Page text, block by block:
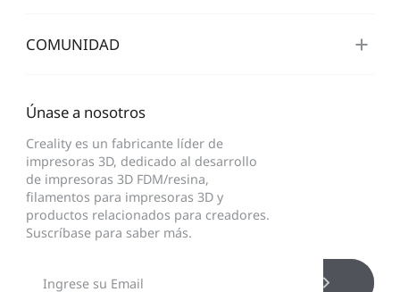
COMUNIDAD
Únase a nosotros
Creality es un fabricante líder de
impresoras 3D, dedicado al desarrollo
de impresoras 3D FDM/resina,
filamentos para impresoras 3D y
productos relacionados para creadores.
Suscríbase para saber más.